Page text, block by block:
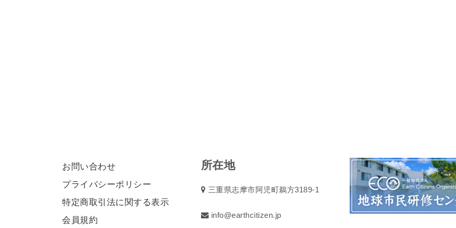
お問い合わせ
プライバシーポリシー
特定商取引法に関する表示
会員規約
所在地
三重県志摩市阿児町鵜方3189-1
info@earthcitizen.jp